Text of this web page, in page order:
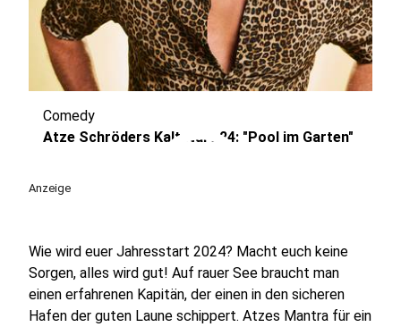
play_circle
Comedy
Atze Schröders Kaltstart 24: "Pool im Garten"
Anzeige
Wie wird euer Jahresstart 2024? Macht euch keine
Sorgen, alles wird gut! Auf rauer See braucht man
einen erfahrenen Kapitän, der einen in den sicheren
Hafen der guten Laune schippert. Atzes Mantra für ein